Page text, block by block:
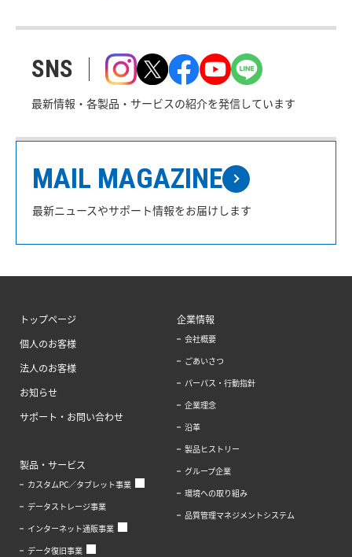
SNS
最新情報・各製品・サービスの紹介を発信しています
MAIL MAGAZINE
最新ニュースやサポート情報をお届けします
トップページ
個人のお客様
法人のお客様
お知らせ
サポート・お問い合わせ
製品・サービス
カスタムPC／タブレット事業
データストレージ事業
インターネット通販事業
データ復旧事業
企業情報
会社概要
ごあいさつ
パーパス・行動指針
企業理念
沿革
製品ヒストリー
グループ企業
環境への取り組み
品質管理マネジメントシステム